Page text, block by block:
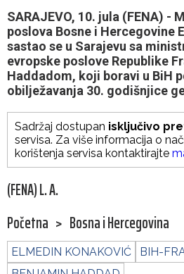
SARAJEVO, 10. jula (FENA) -
poslova Bosne i Hercegovine
sastao se u Sarajevu sa
evropske poslove Republike
Haddadom, koji boravi u BiH
obilježavanja 30. godišnjice
Sadržaj dostupan isključivo
servisa. Za više informacija o
korištenja servisa kontaktirajte
(FENA) L. A.
Početna > Bosna i Hercegovina
ELMEDIN KONAKOVIĆ
BIH-